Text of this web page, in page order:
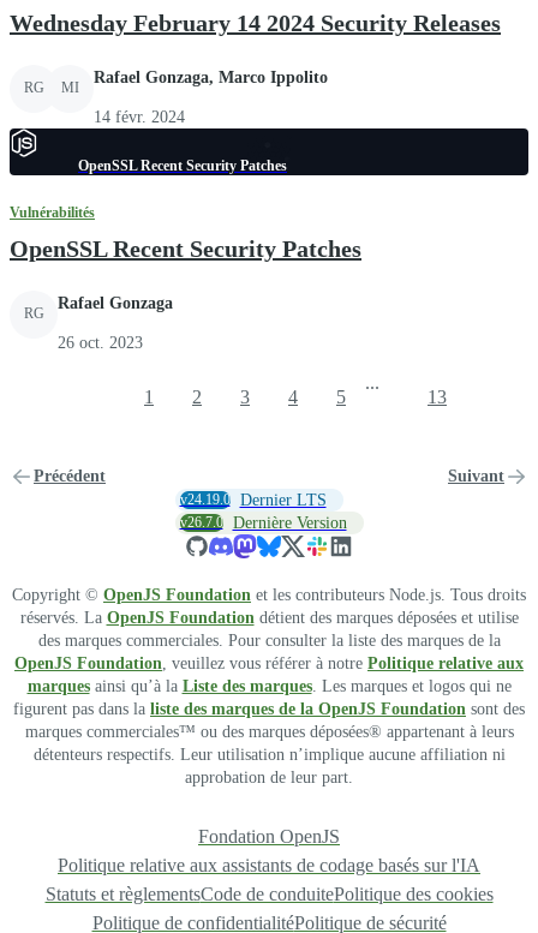
Wednesday February 14 2024 Security Releases
RG MI
Rafael Gonzaga, Marco Ippolito
14 févr. 2024
OpenSSL Recent Security Patches
Vulnérabilités
OpenSSL Recent Security Patches
RG
Rafael Gonzaga
26 oct. 2023
Précédent
1 2 3 4 5
...
13
Suivant
v24.19.0 Dernier LTS
v26.7.0 Dernière Version
Copyright © OpenJS Foundation et les contributeurs Node.js. Tous droits
réservés. La OpenJS Foundation détient des marques déposées et utilise
des marques commerciales. Pour consulter la liste des marques de la
OpenJS Foundation , veuillez vous référer à notre Politique relative aux
marquesainsi qu’à la Liste des marques. Les marques et logos qui ne
figurent pas dans la liste des marques de la OpenJS Foundation sont des
marques commerciales™ ou des marques déposées® appartenant à leurs
détenteurs respectifs. Leur utilisation n’implique aucune affiliation ni
approbation de leur part.
Fondation OpenJS
Politique relative aux assistants de codage basés sur l'IA
Statuts et règlementsCode de conduitePolitique des cookies
Politique de confidentialitéPolitique de sécurité